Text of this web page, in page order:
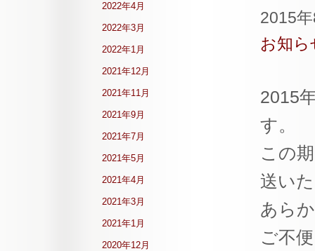
2015
お知ら
2015
す。
この
送い
あら
ご不
2022年4月
2022年3月
2022年1月
2021年12月
2021年11月
2021年9月
2021年7月
2021年5月
2021年4月
2021年3月
2021年1月
2020年12月